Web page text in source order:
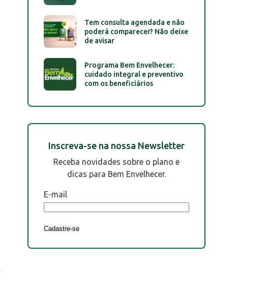
Tem consulta agendada e não
poderá comparecer? Não deixe
de avisar
Programa Bem Envelhecer:
cuidado integral e preventivo
com os beneficiários
Inscreva-se na nossa Newsletter
Receba novidades sobre o plano e
dicas para Bem Envelhecer.
E-mail
Cadastre-se